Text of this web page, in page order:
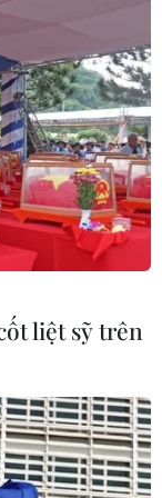
liệt sỹ trên